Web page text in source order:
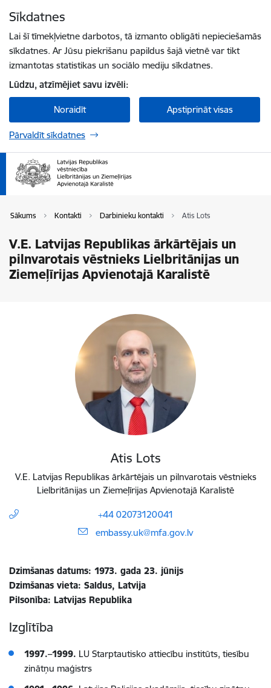
Sīkdatnes
Lai šī tīmekļvietne darbotos, tā izmanto obligāti nepieciešamās
sīkdatnes. Ar Jūsu piekrišanu papildus šajā vietnē var tikt
izmantotas statistikas un sociālo mediju sīkdatnes.
Lūdzu, atzīmējiet savu izvēli:
Noraidīt Apstiprināt visas
Pārvaldīt sīkdatnes
Sākums Kontakti Darbinieku kontakti Atis Lots
V.E. Latvijas Republikas ārkārtējais un
pilnvarotais vēstnieks Lielbritānijas un
Ziemeļīrijas Apvienotajā Karalistē
Atis Lots
V.E. Latvijas Republikas ārkārtējais un pilnvarotais vēstnieks
Lielbritānijas un Ziemeļīrijas Apvienotajā Karalistē
+44 02073120041
E-pasts:
embassy.uk@mfa.gov.lv
Dzimšanas datums: 1973. gada 23. jūnijs
Dzimšanas vieta: Saldus, Latvija
Pilsonība: Latvijas Republika
Izglītība
1997.–1999. LU Starptautisko attiecību institūts, tiesību
zinātņu maģistrs